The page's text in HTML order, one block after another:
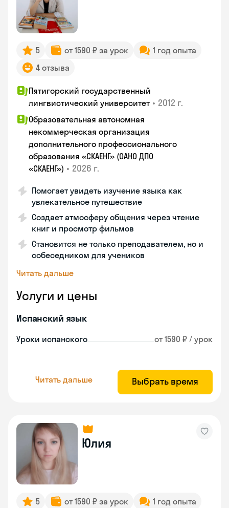
5 от 1590 ₽ за урок
1 год опыта
4 отзыва
Пятигорский государственный
лингвистический университет • 2012 г.
Образовательная автономная
некоммерческая организация
дополнительного профессионального
образования «СКАЕНГ» (ОАНО ДПО
«СКАЕНГ») • 2026 г.
Помогает увидеть изучение языка как
увлекательное путешествие
Создает атмосферу общения через чтение
книг и просмотр фильмов
Становится не только преподавателем, но и
собеседником для учеников
Читать дальше
Услуги и цены
Испанский язык
Уроки испанского от 1590 ₽ / урок
Читать дальше Выбрать время
Юлия
5 от 1590 ₽ за урок
1 год опыта